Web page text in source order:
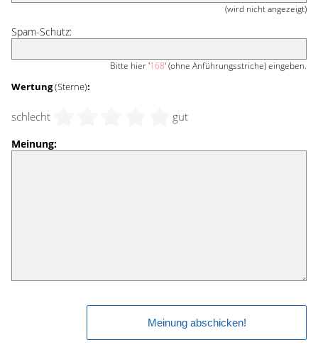
(wird nicht angezeigt)
Spam-Schutz:
Bitte hier '168' (ohne Anführungsstriche) eingeben.
Wertung(Sterne):
schlecht gut
Meinung: